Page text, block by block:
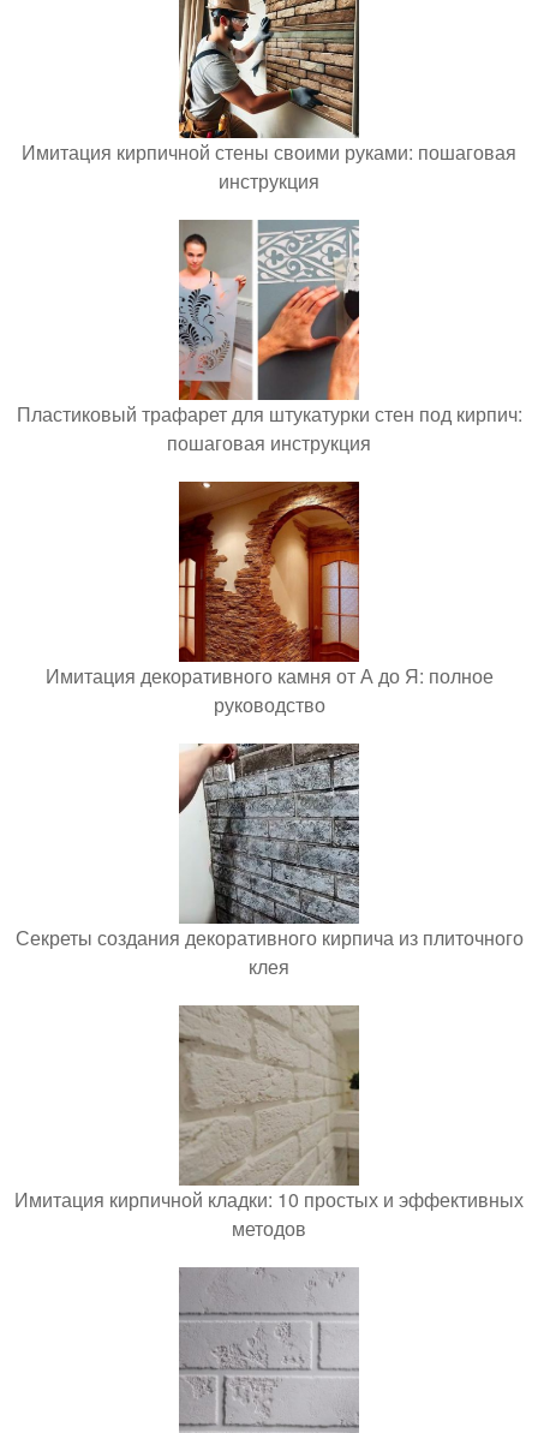
Имитация кирпичной стены своими руками: пошаговая
инструкция
Пластиковый трафарет для штукатурки стен под кирпич:
пошаговая инструкция
Имитация декоративного камня от А до Я: полное
руководство
Секреты создания декоративного кирпича из плиточного
клея
Имитация кирпичной кладки: 10 простых и эффективных
методов